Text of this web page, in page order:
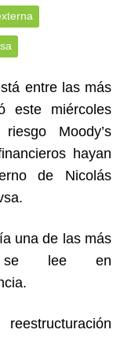
entre las más
este miércoles
Moody’s
hayan
de Nicolás
una de las más
se lee en